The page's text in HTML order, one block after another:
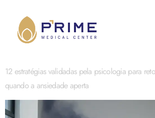
12 estratégias validadas pela psicologia para
quando a ansiedade aperta